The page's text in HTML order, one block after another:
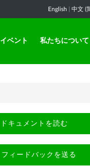
English 中文 (
イベント 私たちについて
ドキュメントを読む
フィードバックを送る